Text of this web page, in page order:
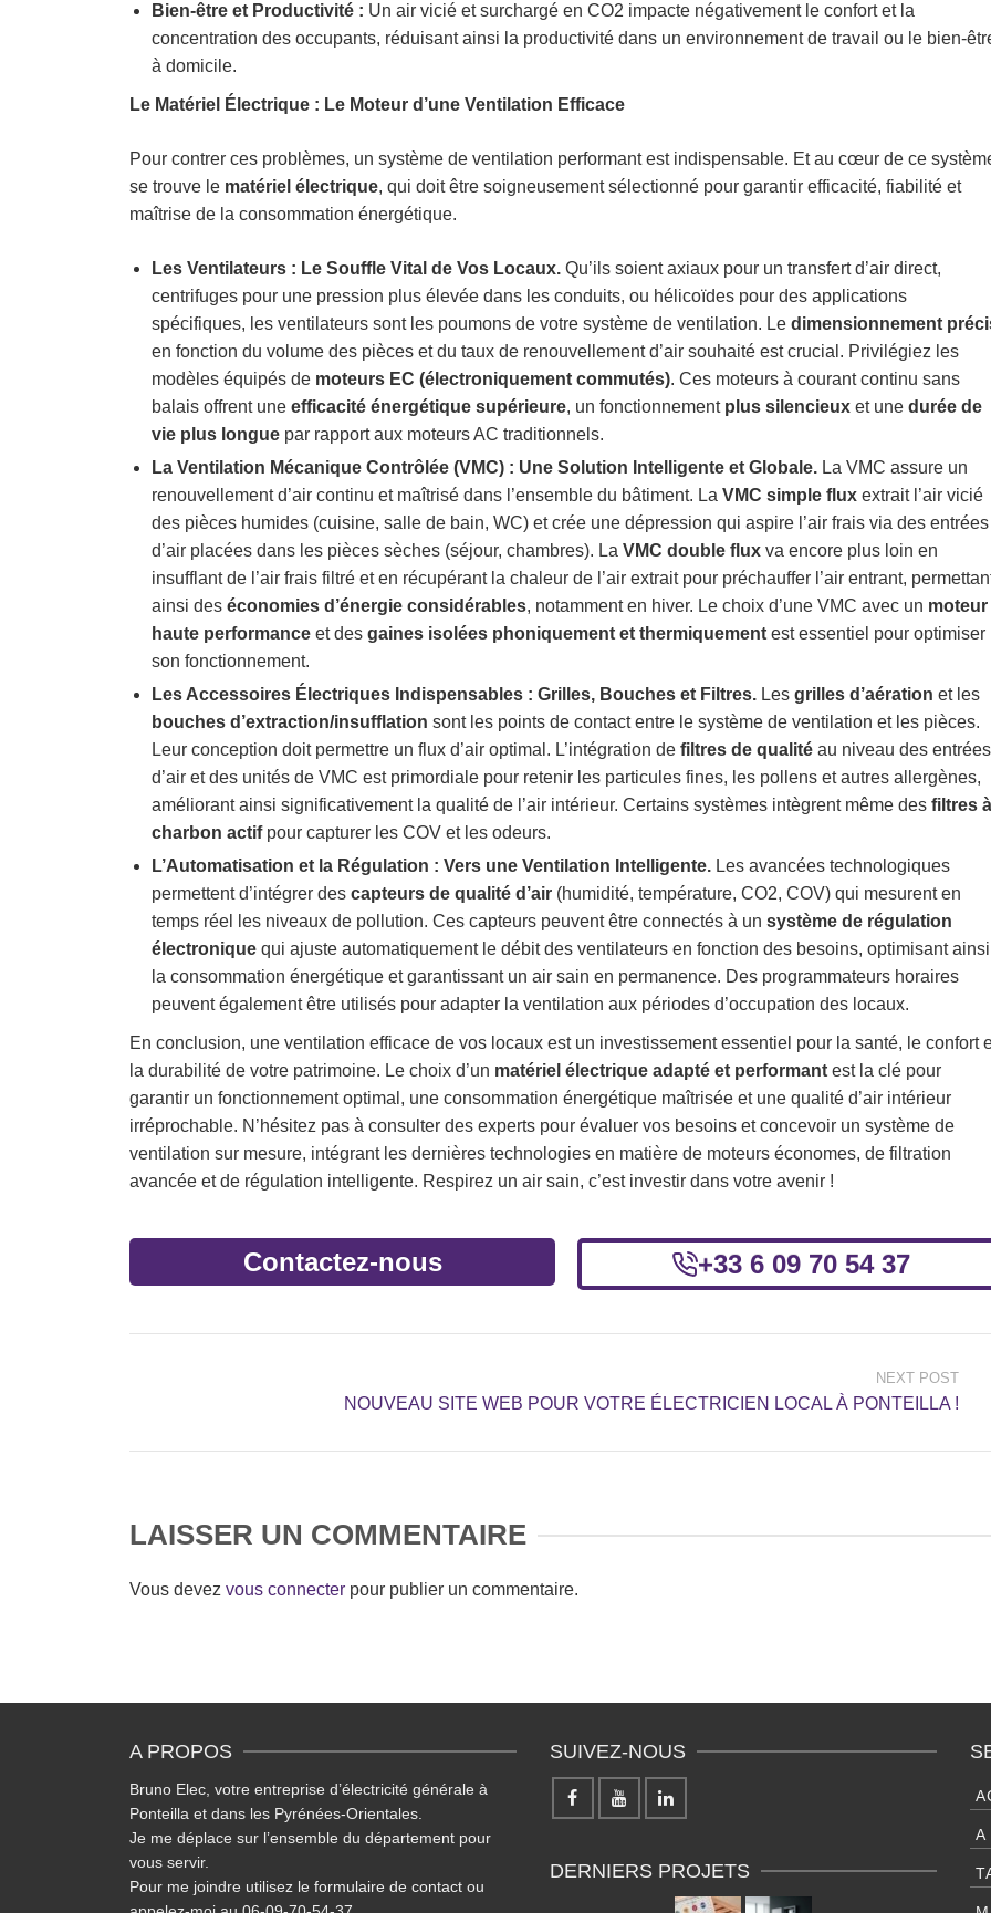
Bien-être et Productivité : Un air vicié et surchargé en CO2​ impacte négativement le confort et la
concentration des occupants, réduisant ainsi la productivité dans un environnement de travail ou le bien-
à domicile.
Le Matériel Électrique : Le Moteur d’une Ventilation Efficace
Pour contrer ces problèmes, un système de ventilation performant est indispensable. Et au cœur de ce
se trouve le matériel électrique, qui doit être soigneusement sélectionné pour garantir efficacité, fiabilité et
maîtrise de la consommation énergétique.
Les Ventilateurs : Le Souffle Vital de Vos Locaux. Qu’ils soient axiaux pour un transfert d’air direct,
centrifuges pour une pression plus élevée dans les conduits, ou hélicoïdes pour des applications
spécifiques, les ventilateurs sont les poumons de votre système de ventilation. Le dimensionnement
en fonction du volume des pièces et du taux de renouvellement d’air souhaité est crucial. Privilégiez les
modèles équipés de moteurs EC (électroniquement commutés). Ces moteurs à courant continu sans
balais offrent une efficacité énergétique supérieure, un fonctionnement plus silencieux et une durée de
vie plus longue par rapport aux moteurs AC traditionnels.
La Ventilation Mécanique Contrôlée (VMC) : Une Solution Intelligente et Globale. La VMC assure un
renouvellement d’air continu et maîtrisé dans l’ensemble du bâtiment. La VMC simple flux extrait l’air vicié
des pièces humides (cuisine, salle de bain, WC) et crée une dépression qui aspire l’air frais via des entrées
d’air placées dans les pièces sèches (séjour, chambres). La VMC double flux va encore plus loin en
insufflant de l’air frais filtré et en récupérant la chaleur de l’air extrait pour préchauffer l’air entrant,
ainsi des économies d’énergie considérables, notamment en hiver. Le choix d’une VMC avec un moteur
haute performance et des gaines isolées phoniquement et thermiquement est essentiel pour optimiser
son fonctionnement.
Les Accessoires Électriques Indispensables : Grilles, Bouches et Filtres. Les grilles d’aération et les
bouches d’extraction/insufflation sont les points de contact entre le système de ventilation et les pièces.
Leur conception doit permettre un flux d’air optimal. L’intégration de filtres de qualité au niveau des entrées
d’air et des unités de VMC est primordiale pour retenir les particules fines, les pollens et autres allergènes,
améliorant ainsi significativement la qualité de l’air intérieur. Certains systèmes intègrent même des filtres à
charbon actifpour capturer les COV et les odeurs.
L’Automatisation et la Régulation : Vers une Ventilation Intelligente. Les avancées technologiques
permettent d’intégrer des capteurs de qualité d’air (humidité, température, CO2, COV) qui mesurent en
temps réel les niveaux de pollution. Ces capteurs peuvent être connectés à un système de régulation
électronique qui ajuste automatiquement le débit des ventilateurs en fonction des besoins, optimisant ainsi
la consommation énergétique et garantissant un air sain en permanence. Des programmateurs horaires
peuvent également être utilisés pour adapter la ventilation aux périodes d’occupation des locaux.
En conclusion, une ventilation efficace de vos locaux est un investissement essentiel pour la santé, le confort
la durabilité de votre patrimoine. Le choix d’un matériel électrique adapté et performant est la clé pour
garantir un fonctionnement optimal, une consommation énergétique maîtrisée et une qualité d’air intérieur
irréprochable. N’hésitez pas à consulter des experts pour évaluer vos besoins et concevoir un système de
ventilation sur mesure, intégrant les dernières technologies en matière de moteurs économes, de filtration
avancée et de régulation intelligente. Respirez un air sain, c’est investir dans votre avenir !
Contactez-nous +33 6 09 70 54 37
NEXT POST
NOUVEAU SITE WEB POUR VOTRE ÉLECTRICIEN LOCAL À PONTEILLA !
LAISSER UN COMMENTAIRE
Vous devez vous connecter pour publier un commentaire.
A PROPOS
Bruno Elec, votre entreprise d’électricité générale à
Ponteilla et dans les Pyrénées-Orientales.
Je me déplace sur l’ensemble du département pour
vous servir.
Pour me joindre utilisez le formulaire de contact ou
SUIVEZ-NOUS
DERNIERS PROJETS
A